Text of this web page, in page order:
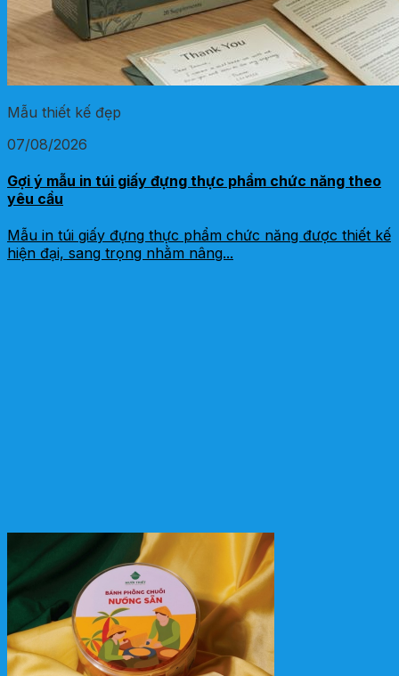
Mẫu thiết kế đẹp
07/08/2026
Gợi ý mẫu in túi giấy đựng thực phẩm chức năng theo
yêu cầu
Mẫu in túi giấy đựng thực phẩm chức năng được thiết kế
hiện đại, sang trọng nhằm nâng...